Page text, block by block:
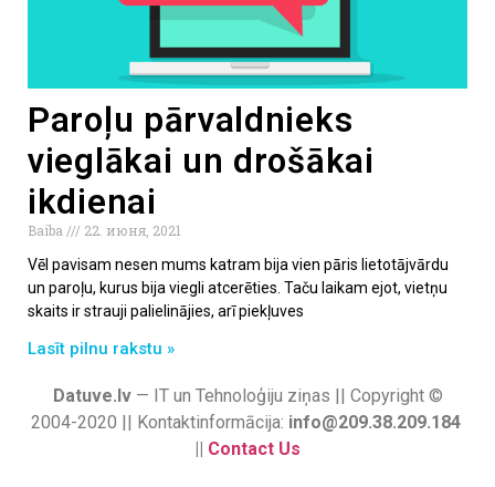
Paroļu pārvaldnieks
vieglākai un drošākai
ikdienai
Baiba
22. июня, 2021
Vēl pavisam nesen mums katram bija vien pāris lietotājvārdu
un paroļu, kurus bija viegli atcerēties. Taču laikam ejot, vietņu
skaits ir strauji palielinājies, arī piekļuves
Lasīt pilnu rakstu »
Datuve.lv— IT un Tehnoloģiju ziņas || Copyright ©
2004-2020 || Kontaktinformācija: info@209.38.209.184
|| Contact Us